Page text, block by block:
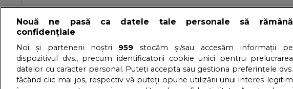
Nouă ne pasă ca datele tale personale să rămână
confidențiale
Noi și partenerii noștri 959 stocăm și/sau accesăm informații pe
dispozitivul dvs., precum identificatorii cookie unici pentru prelucrarea
datelor cu caracter personal. Puteți accepta sau gestiona preferințele dvs.
făcând clic mai jos, respectiv vă puteți opune utilizării unui interes legitim